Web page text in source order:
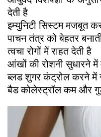
देती है
इम्युनिटी सिस्टम मजबूत
पाचन तंत्र को बेहतर
त्वचा रोगों में राहत देती है
आंखों की रोशनी सुधारने में
ब्लड शुगर कंट्रोल करने में
बैड कोलेस्ट्रॉल कम और